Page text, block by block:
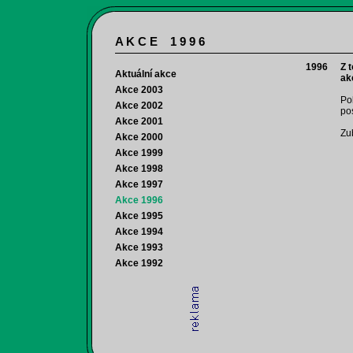
A K C E 1 9 9 6
Aktuální akce
Akce 2003
Akce 2002
Akce 2001
Akce 2000
Akce 1999
Akce 1998
Akce 1997
Akce 1996
Akce 1995
Akce 1994
Akce 1993
Akce 1992
1996
Z